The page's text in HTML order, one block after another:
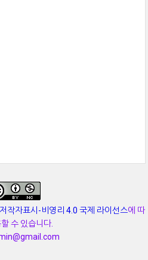
작자표시-비영리 4.0 국제 라이선스에 따
수 있습니다.